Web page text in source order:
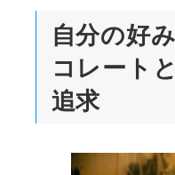
自分の好
コレート
追求